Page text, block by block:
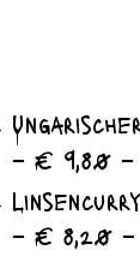
– € 9,80 –
Linsencurry
– € 8,20 –